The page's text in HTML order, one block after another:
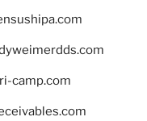
camp.com